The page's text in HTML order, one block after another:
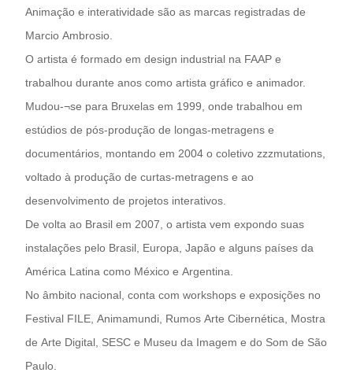
Animação e interatividade são as marcas registradas de
Marcio Ambrosio.
O artista é formado em design industrial na FAAP e
trabalhou durante anos como artista gráfico e animador.
Mudou-¬se para Bruxelas em 1999, onde trabalhou em
estúdios de pós-produção de longas-metragens e
documentários, montando em 2004 o coletivo zzzmutations,
voltado à produção de curtas-metragens e ao
desenvolvimento de projetos interativos.
De volta ao Brasil em 2007, o artista vem expondo suas
instalações pelo Brasil, Europa, Japão e alguns países da
América Latina como México e Argentina.
No âmbito nacional, conta com workshops e exposições no
Festival FILE, Animamundi, Rumos Arte Cibernética, Mostra
de Arte Digital, SESC e Museu da Imagem e do Som de São
Paulo.